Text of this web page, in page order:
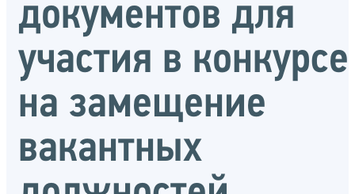
документов для
участия в конкурсе
на замещение
вакантных